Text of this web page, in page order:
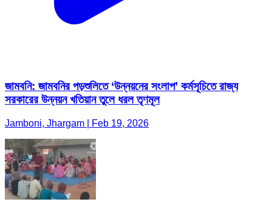
জামবনি: জামবনির পড়শুলিতে ‘উন্নয়নের সংলাপ’ কর্মসূচিতে রাজ্য
সরকারের উন্নয়ন খতিয়ান তুলে ধরল তৃণমূল
Jamboni, Jhargam | Feb 19, 2026